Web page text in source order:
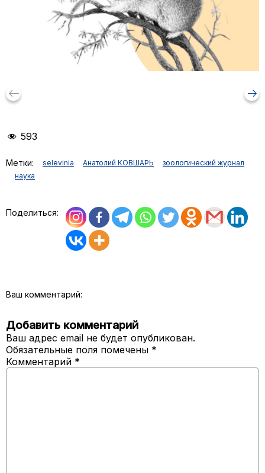
keyboard_backspace arrow_right_alt
593
Метки: selevinia Анатолий КОВШАРЬ
зоологический журнал
наука
Поделиться:
Ваш комментарий:
Добавить комментарий
Ваш адрес email не будет опубликован.
Обязательные поля помечены *
Комментарий *